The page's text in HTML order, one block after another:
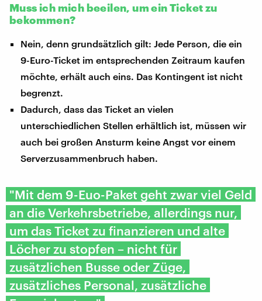
Muss ich mich beeilen, um ein Ticket zu
bekommen?
Nein, denn grundsätzlich gilt: Jede Person, die ein
9-Euro-Ticket im entsprechenden Zeitraum kaufen
möchte, erhält auch eins. Das Kontingent ist nicht
begrenzt.
Dadurch, dass das Ticket an vielen
unterschiedlichen Stellen erhältlich ist, müssen wir
auch bei großen Ansturm keine Angst vor einem
Serverzusammenbruch haben.
"Mit dem 9-Euo-Paket geht zwar viel Geld
an die Verkehrsbetriebe, allerdings nur,
um das Ticket zu finanzieren und alte
Löcher zu stopfen – nicht für
zusätzlichen Busse oder Züge,
zusätzliches Personal, zusätzliche